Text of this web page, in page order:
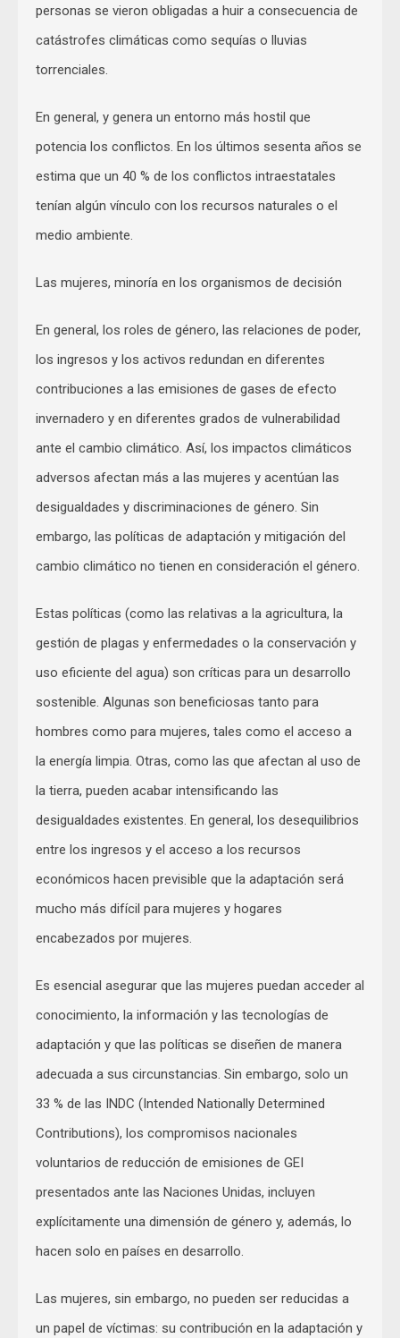
personas se vieron obligadas a huir a consecuencia de
catástrofes climáticas como sequías o lluvias
torrenciales.
En general, y genera un entorno más hostil que
potencia los conflictos. En los últimos sesenta años se
estima que un 40 % de los conflictos intraestatales
tenían algún vínculo con los recursos naturales o el
medio ambiente.
Las mujeres, minoría en los organismos de decisión
En general, los roles de género, las relaciones de poder,
los ingresos y los activos redundan en diferentes
contribuciones a las emisiones de gases de efecto
invernadero y en diferentes grados de vulnerabilidad
ante el cambio climático. Así, los impactos climáticos
adversos afectan más a las mujeres y acentúan las
desigualdades y discriminaciones de género. Sin
embargo, las políticas de adaptación y mitigación del
cambio climático no tienen en consideración el género.
Estas políticas (como las relativas a la agricultura, la
gestión de plagas y enfermedades o la conservación y
uso eficiente del agua) son críticas para un desarrollo
sostenible. Algunas son beneficiosas tanto para
hombres como para mujeres, tales como el acceso a
la energía limpia. Otras, como las que afectan al uso de
la tierra, pueden acabar intensificando las
desigualdades existentes. En general, los desequilibrios
entre los ingresos y el acceso a los recursos
económicos hacen previsible que la adaptación será
mucho más difícil para mujeres y hogares
encabezados por mujeres.
Es esencial asegurar que las mujeres puedan acceder al
conocimiento, la información y las tecnologías de
adaptación y que las políticas se diseñen de manera
adecuada a sus circunstancias. Sin embargo, solo un
33 % de las INDC (Intended Nationally Determined
Contributions), los compromisos nacionales
voluntarios de reducción de emisiones de GEI
presentados ante las Naciones Unidas, incluyen
explícitamente una dimensión de género y, además, lo
hacen solo en países en desarrollo.
Las mujeres, sin embargo, no pueden ser reducidas a
un papel de víctimas: su contribución en la adaptación y